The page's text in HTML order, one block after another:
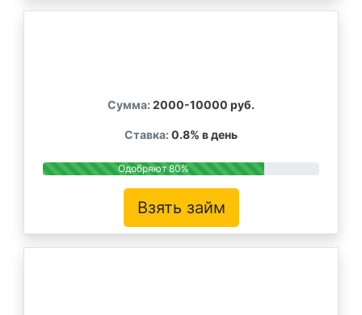
Сумма: 2000-10000 руб.
Ставка: 0.8% в день
Одобряют 80%
Взять займ